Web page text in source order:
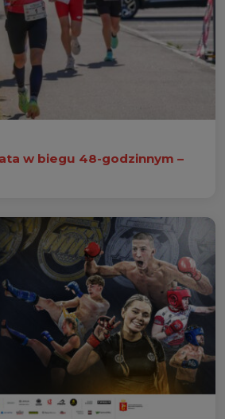
w biegu 48-godzinnym –